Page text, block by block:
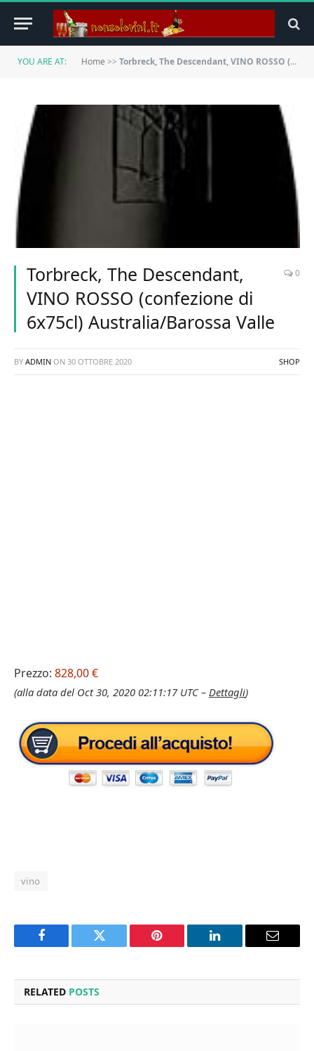
YOU ARE AT: Home >> Torbreck, The Descendant, VINO ROSSO (confezione di 6x75cl) Australia/Barossa Valle
Torbreck, The Descendant,
VINO ROSSO (confezione di
6x75cl) Australia/Barossa Valle
0
BY ADMIN ON 30 OTTOBRE 2020 SHOP
Prezzo: 828,00 €
(alla data del Oct 30, 2020 02:11:17 UTC – Dettagli)
vino
Facebook Twitter Pinterest LinkedIn Email
RELATED POSTS